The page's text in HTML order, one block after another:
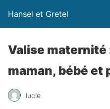
Hansel et Gretel
Valise maternité
maman, bébé et
lucie